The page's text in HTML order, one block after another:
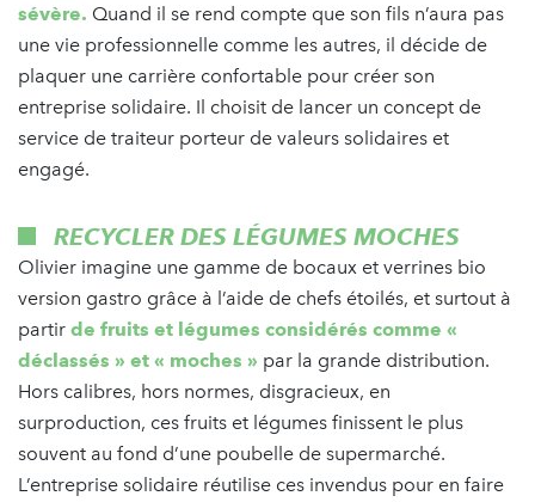
sévère. Quand il se rend compte que son fils n’aura pas
une vie professionnelle comme les autres, il décide de
plaquer une carrière confortable pour créer son
entreprise solidaire. Il choisit de lancer un concept de
service de traiteur porteur de valeurs solidaires et
engagé.
RECYCLER DES LÉGUMES MOCHES
Olivier imagine une gamme de bocaux et verrines bio
version gastro grâce à l’aide de chefs étoilés, et surtout à
partir de fruits et légumes considérés comme «
déclassés » et « moches » par la grande distribution.
Hors calibres, hors normes, disgracieux, en
surproduction, ces fruits et légumes finissent le plus
souvent au fond d’une poubelle de supermarché.
L’entreprise solidaire réutilise ces invendus pour en faire